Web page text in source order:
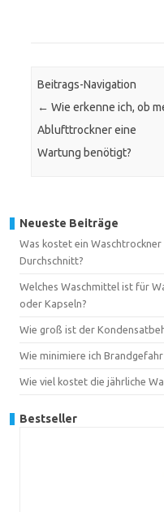
Beitrags-Navigation
← Wie erkenne ich, ob
Ablufttrockner eine
Wartung benötigt?
Neueste Beiträge
Was kostet ein
Durchschnitt?
Welches Waschmittel ist für
oder Kapseln?
Wie groß ist der
Wie minimiere ich
Wie viel kostet die jährliche
Bestseller